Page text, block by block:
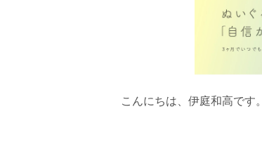
こんにちは、伊庭和高です。